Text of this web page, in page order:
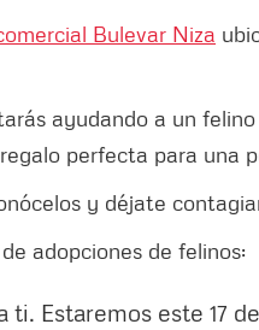
Bulevar Niza
ayudando a un
perfecta para una
y déjate
adopciones de felinos:
Estaremos este 17